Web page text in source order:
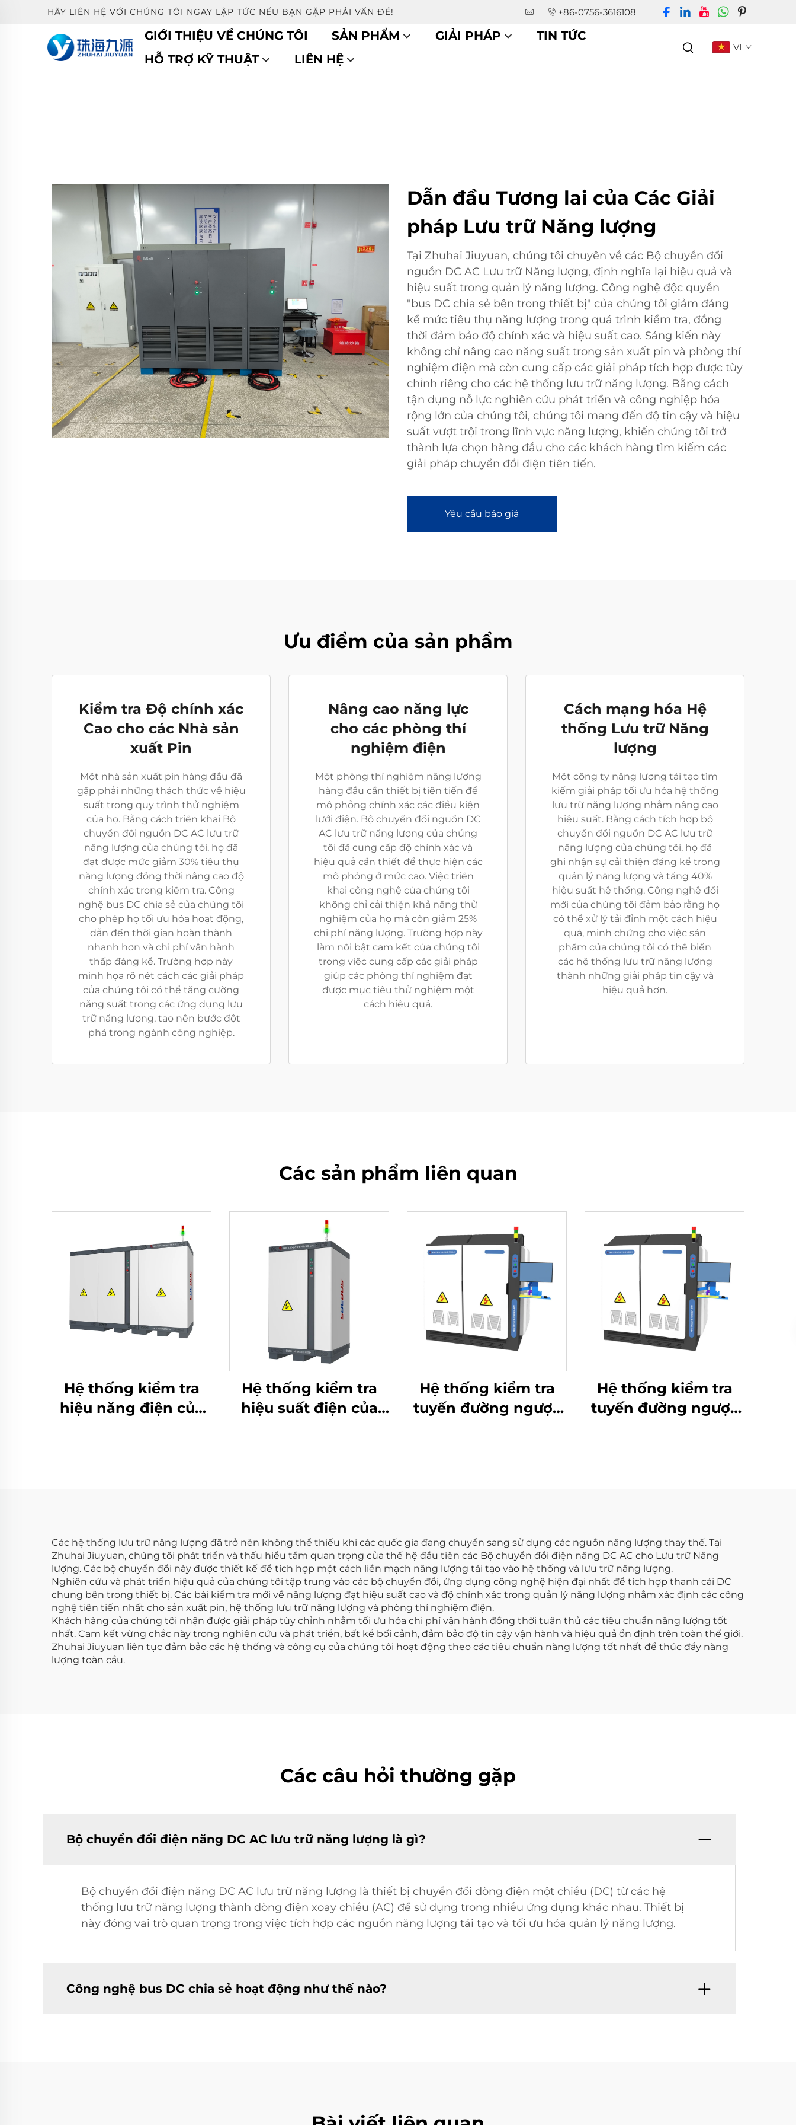
HÃY LIÊN HỆ VỚI CHÚNG TÔI NGAY LẬP TỨC NẾU BẠN GẶP PHẢI VẤN ĐỀ! +86-0756-3616108
GIỚI THIỆU VỀ CHÚNG TÔI SẢN PHẨM GIẢI PHÁP
TIN TỨC
HỖ TRỢ KỸ THUẬT
LIÊN HỆ
VI
Dẫn đầu Tương lai của Các Giải
pháp Lưu trữ Năng lượng
Tại Zhuhai Jiuyuan, chúng tôi chuyên về các Bộ chuyển đổi
nguồn DC AC Lưu trữ Năng lượng, định nghĩa lại hiệu quả và
hiệu suất trong quản lý năng lượng. Công nghệ độc quyền
"bus DC chia sẻ bên trong thiết bị" của chúng tôi giảm đáng
kể mức tiêu thụ năng lượng trong quá trình kiểm tra, đồng
thời đảm bảo độ chính xác và hiệu suất cao. Sáng kiến này
không chỉ nâng cao năng suất trong sản xuất pin và phòng thí
nghiệm điện mà còn cung cấp các giải pháp tích hợp được tùy
chỉnh riêng cho các hệ thống lưu trữ năng lượng. Bằng cách
tận dụng nỗ lực nghiên cứu phát triển và công nghiệp hóa
rộng lớn của chúng tôi, chúng tôi mang đến độ tin cậy và hiệu
suất vượt trội trong lĩnh vực năng lượng, khiến chúng tôi trở
thành lựa chọn hàng đầu cho các khách hàng tìm kiếm các
giải pháp chuyển đổi điện tiên tiến.
Yêu cầu báo giá
Ưu điểm của sản phẩm
Kiểm tra Độ chính xác
Cao cho các Nhà sản
xuất Pin
Một nhà sản xuất pin hàng đầu đã
gặp phải những thách thức về hiệu
suất trong quy trình thử nghiệm
của họ. Bằng cách triển khai Bộ
chuyển đổi nguồn DC AC lưu trữ
năng lượng của chúng tôi, họ đã
đạt được mức giảm 30% tiêu thụ
năng lượng đồng thời nâng cao độ
chính xác trong kiểm tra. Công
nghệ bus DC chia sẻ của chúng tôi
cho phép họ tối ưu hóa hoạt động,
dẫn đến thời gian hoàn thành
nhanh hơn và chi phí vận hành
thấp đáng kể. Trường hợp này
minh họa rõ nét cách các giải pháp
của chúng tôi có thể tăng cường
năng suất trong các ứng dụng lưu
trữ năng lượng, tạo nên bước đột
phá trong ngành công nghiệp.
Nâng cao năng lực
cho các phòng thí
nghiệm điện
Một phòng thí nghiệm năng lượng
hàng đầu cần thiết bị tiên tiến để
mô phỏng chính xác các điều kiện
lưới điện. Bộ chuyển đổi nguồn DC
AC lưu trữ năng lượng của chúng
tôi đã cung cấp độ chính xác và
hiệu quả cần thiết để thực hiện các
mô phỏng ở mức cao. Việc triển
khai công nghệ của chúng tôi
không chỉ cải thiện khả năng thử
nghiệm của họ mà còn giảm 25%
chi phí năng lượng. Trường hợp này
làm nổi bật cam kết của chúng tôi
trong việc cung cấp các giải pháp
giúp các phòng thí nghiệm đạt
được mục tiêu thử nghiệm một
cách hiệu quả.
Cách mạng hóa Hệ
thống Lưu trữ Năng
lượng
Một công ty năng lượng tái tạo tìm
kiếm giải pháp tối ưu hóa hệ thống
lưu trữ năng lượng nhằm nâng cao
hiệu suất. Bằng cách tích hợp bộ
chuyển đổi nguồn DC AC lưu trữ
năng lượng của chúng tôi, họ đã
ghi nhận sự cải thiện đáng kể trong
quản lý năng lượng và tăng 40%
hiệu suất hệ thống. Công nghệ đổi
mới của chúng tôi đảm bảo rằng họ
có thể xử lý tải đỉnh một cách hiệu
quả, minh chứng cho việc sản
phẩm của chúng tôi có thể biến
các hệ thống lưu trữ năng lượng
thành những giải pháp tin cậy và
hiệu quả hơn.
Các sản phẩm liên quan
Hệ thống kiểm tra
hiệu năng điện của
Hệ thống kiểm tra
hiệu suất điện của
Hệ thống kiểm tra
tuyến đường ngược
Hệ thống kiểm tra
tuyến đường ngược
Các hệ thống lưu trữ năng lượng đã trở nên không thể thiếu khi các quốc gia đang chuyển sang sử dụng các nguồn năng lượng thay thế. Tại
Zhuhai Jiuyuan, chúng tôi phát triển và thấu hiểu tầm quan trọng của thế hệ đầu tiên các Bộ chuyển đổi điện năng DC AC cho Lưu trữ Năng
lượng. Các bộ chuyển đổi này được thiết kế để tích hợp một cách liền mạch năng lượng tái tạo vào hệ thống và lưu trữ năng lượng.
Nghiên cứu và phát triển hiệu quả của chúng tôi tập trung vào các bộ chuyển đổi, ứng dụng công nghệ hiện đại nhất để tích hợp thanh cái DC
chung bên trong thiết bị. Các bài kiểm tra mới về năng lượng đạt hiệu suất cao và độ chính xác trong quản lý năng lượng nhằm xác định các công
nghệ tiên tiến nhất cho sản xuất pin, hệ thống lưu trữ năng lượng và phòng thí nghiệm điện.
Khách hàng của chúng tôi nhận được giải pháp tùy chỉnh nhằm tối ưu hóa chi phí vận hành đồng thời tuân thủ các tiêu chuẩn năng lượng tốt
nhất. Cam kết vững chắc này trong nghiên cứu và phát triển, bất kể bối cảnh, đảm bảo độ tin cậy vận hành và hiệu quả ổn định trên toàn thế giới.
Zhuhai Jiuyuan liên tục đảm bảo các hệ thống và công cụ của chúng tôi hoạt động theo các tiêu chuẩn năng lượng tốt nhất để thúc đẩy năng
lượng toàn cầu.
Các câu hỏi thường gặp
Bộ chuyển đổi điện năng DC AC lưu trữ năng lượng là gì?
Bộ chuyển đổi điện năng DC AC lưu trữ năng lượng là thiết bị chuyển đổi dòng điện một chiều (DC) từ các hệ
thống lưu trữ năng lượng thành dòng điện xoay chiều (AC) để sử dụng trong nhiều ứng dụng khác nhau. Thiết bị
này đóng vai trò quan trọng trong việc tích hợp các nguồn năng lượng tái tạo và tối ưu hóa quản lý năng lượng.
Công nghệ bus DC chia sẻ hoạt động như thế nào?